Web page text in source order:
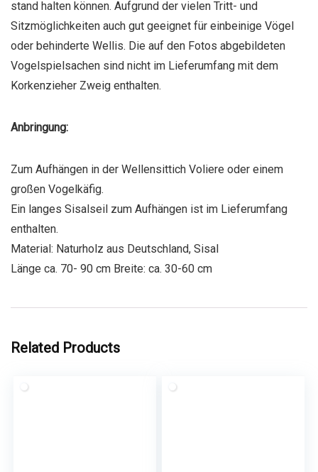
stand halten können. Aufgrund der vielen Tritt- und
Sitzmöglichkeiten auch gut geeignet für einbeinige Vögel
oder behinderte Wellis. Die auf den Fotos abgebildeten
Vogelspielsachen sind nicht im Lieferumfang mit dem
Korkenzieher Zweig enthalten.
Anbringung:
Zum Aufhängen in der Wellensittich Voliere oder einem
großen Vogelkäfig.
Ein langes Sisalseil zum Aufhängen ist im Lieferumfang
enthalten.
Material: Naturholz aus Deutschland, Sisal
Länge ca. 70- 90 cm Breite: ca. 30-60 cm
Related Products